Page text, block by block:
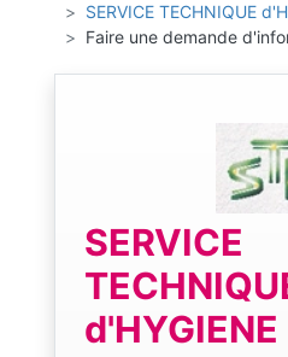
SERVICE TECHNIQUE
Faire une demande
SERVICE
d'HYGIENE